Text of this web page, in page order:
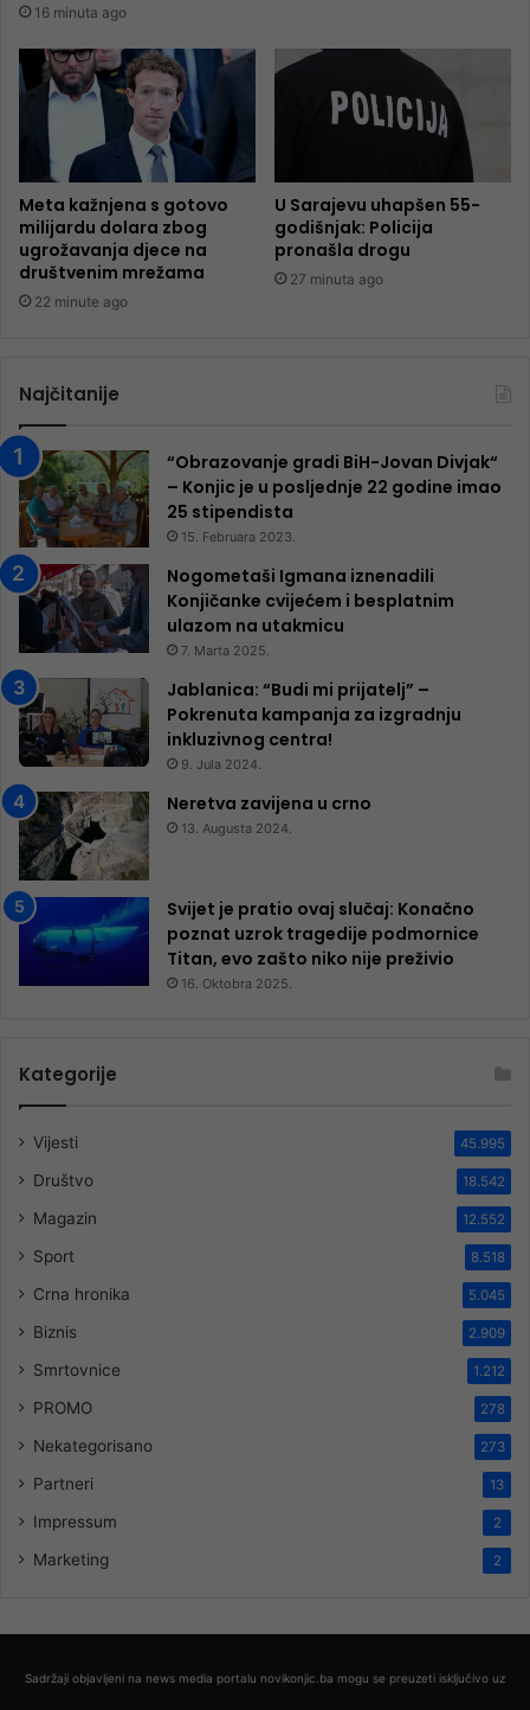
16 minuta ago
Meta kažnjena s gotovo
milijardu dolara zbog
ugrožavanja djece na
društvenim mrežama
22 minute ago
U Sarajevu uhapšen 55-
godišnjak: Policija
pronašla drogu
27 minuta ago
Najčitanije
“Obrazovanje gradi BiH-Jovan Divjak“
– Konjic je u posljednje 22 godine imao
25 ​​stipendista
15. Februara 2023.
Nogometaši Igmana iznenadili
Konjičanke cvijećem i besplatnim
ulazom na utakmicu
7. Marta 2025.
Jablanica: “Budi mi prijatelj” –
Pokrenuta kampanja za izgradnju
inkluzivnog centra!
9. Jula 2024.
Neretva zavijena u crno
13. Augusta 2024.
Svijet je pratio ovaj slučaj: Konačno
poznat uzrok tragedije podmornice
Titan, evo zašto niko nije preživio
16. Oktobra 2025.
Kategorije
Vijesti 45.995
Društvo 18.542
Magazin 12.552
Sport 8.518
Crna hronika 5.045
Biznis 2.909
Smrtovnice 1.212
PROMO 278
Nekategorisano 273
Partneri 13
Impressum 2
Marketing 2
Sadržaji objavljeni na news media portalu novikonjic.ba mogu se preuzeti isključivo uz